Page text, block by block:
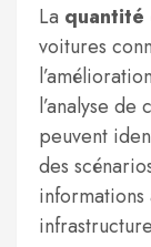
La quantité
voitures
l’analyse
peuvent
des